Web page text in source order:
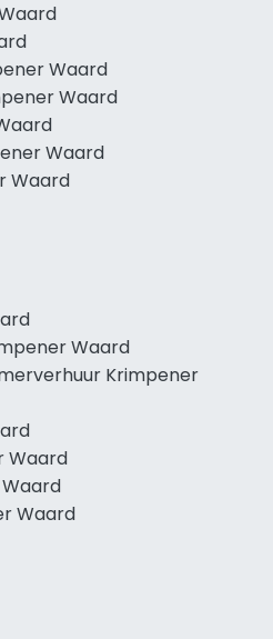
Waard
Waard
Waard
Waard
Waard
Krimpener
Waard
Waard